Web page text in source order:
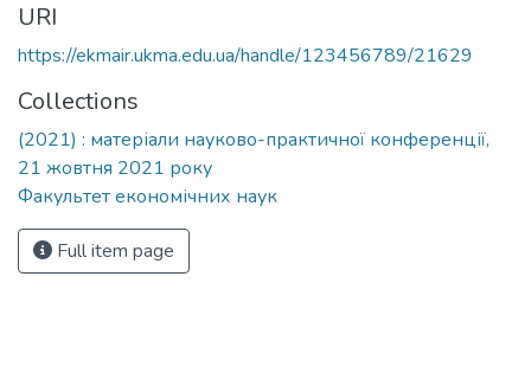
URI
https://ekmair.ukma.edu.ua/handle/123456789/21629
Collections
(2021) : матеріали науково-практичної конференції,
21 жовтня 2021 року
Факультет економічних наук
Full item page